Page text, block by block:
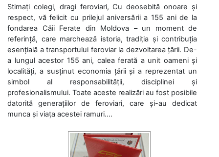
Stimați colegi, dragi feroviari, Cu deosebită onoare și
respect, vă felicit cu prilejul aniversării a 155 ani de la
fondarea Căii Ferate din Moldova – un moment de
referință, care marchează istoria, tradiția și contribuția
esențială a transportului feroviar la dezvoltarea țării. De-
a lungul acestor 155 ani, calea ferată a unit oameni și
localități, a susținut economia țării și a reprezentat un
simbol al responsabilității, disciplinei și
profesionalismului. Toate aceste realizări au fost posibile
datorită generațiilor de feroviari, care și-au dedicat
munca și viața acestei ramuri....